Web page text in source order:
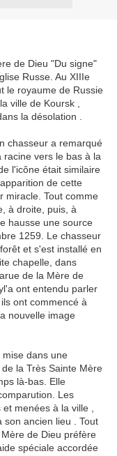
de Dieu "Du signe"
Russe. Au XIIIe
le royaume de Russie
ville de Koursk ,
la désolation .
chasseur a remarqué
vers le bas à la
l'icône était similaire
de cette
miracle. Tout comme
à droite, puis, à
hausse une source
1259.
Le chasseur
et s'est installé en
chapelle, dans
de la Mère de
ont entendu parler
ont commencé à
nouvelle image
dans une
la Très Sainte Mère
là-bas. Elle
Les
menées à la ville ,
ancien lieu .
Tout
de Dieu préfère
spéciale accordée